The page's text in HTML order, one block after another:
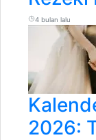
4 bulan lalu
2026: